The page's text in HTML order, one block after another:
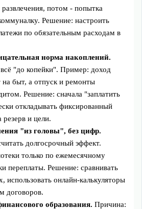
развлечения, потом - попытка
Решение: настроить
по обязательным расходам в
норма накоплений.
"до копейки". Пример: доход
на быт, а отпуск и ремонты
Решение: сначала "заплатить
откладывать фиксированный
резерв и цели.
"из головы", без цифр.
долгосрочный эффект.
только по ежемесячному
переплаты. Решение: сравнивать
использовать онлайн‑калькуляторы
договоров.
образования. Причина: